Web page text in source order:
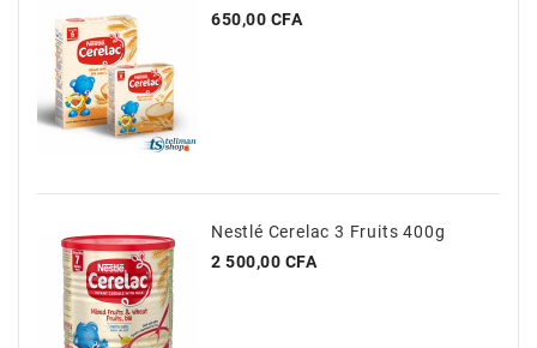
Prix
650,00 CFA
Nestlé Cerelac 3 Fruits 400g
Prix
2 500,00 CFA